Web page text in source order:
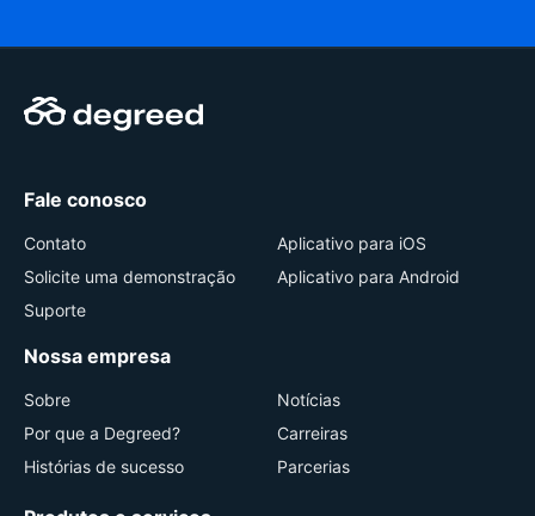
Fale conosco
Contato
Solicite uma demonstração
Suporte
Aplicativo para iOS
Aplicativo para Android
Nossa empresa
Sobre
Por que a Degreed?
Histórias de sucesso
Notícias
Carreiras
Parcerias